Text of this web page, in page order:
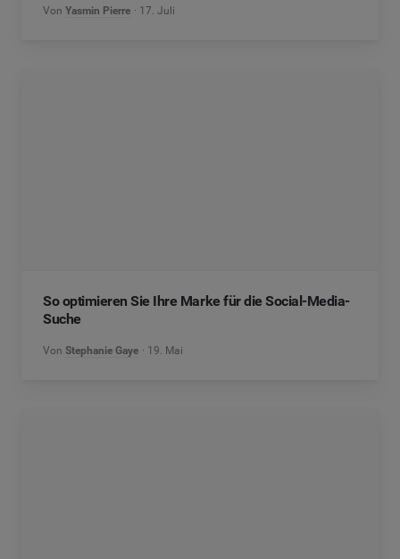
Von Yasmin Pierre 17. Juli
So optimieren Sie Ihre Marke für die Social-Media-
Suche
Von Stephanie Gaye 19. Mai